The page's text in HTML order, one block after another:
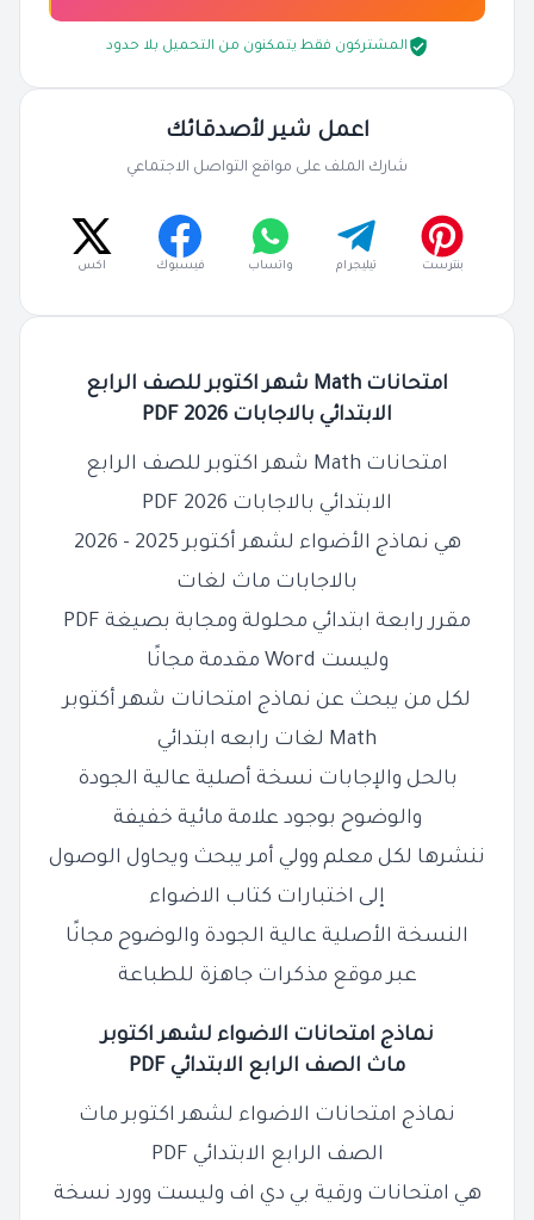
امتحانات Math شهر اكتوبر للصف الرابع
الابتدائي بالاجابات 2026 PDF
امتحانات Math شهر اكتوبر للصف الرابع
الابتدائي بالاجابات 2026 PDF
هي نماذج الأضواء لشهر أكتوبر 2025 - 2026
بالاجابات ماث لغات
مقرر رابعة ابتدائي محلولة ومجابة بصيغة PDF
وليست Word مقدمة مجانًا
لكل من يبحث عن نماذج امتحانات شهر أكتوبر
Math لغات رابعه ابتدائي
بالحل والإجابات نسخة أصلية عالية الجودة
والوضوح بوجود علامة مائية خفيفة
ننشرها لكل معلم وولي أمر يبحث ويحاول الوصول
إلى اختبارات كتاب الاضواء
النسخة الأصلية عالية الجودة والوضوح مجانًا
عبر موقع مذكرات جاهزة للطباعة
نماذج امتحانات الاضواء لشهر اكتوبر
ماث الصف الرابع الابتدائي PDF
نماذج امتحانات الاضواء لشهر اكتوبر ماث
الصف الرابع الابتدائي PDF
هي امتحانات ورقية بي دي اف وليست وورد نسخة
المشتركون فقط يتمكنون من التحميل بلا حدود
اعمل شير لأصدقائك
شارك الملف على مواقع التواصل الاجتماعي
بنترست تيليجرام واتساب فيسبوك اكس